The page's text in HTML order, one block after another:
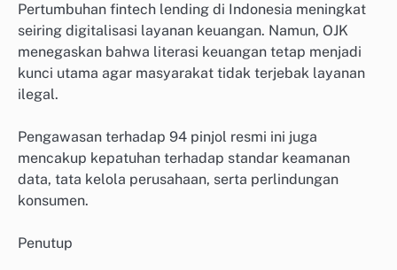
Pertumbuhan fintech lending di Indonesia meningkat
seiring digitalisasi layanan keuangan. Namun, OJK
menegaskan bahwa literasi keuangan tetap menjadi
kunci utama agar masyarakat tidak terjebak layanan
ilegal.
Pengawasan terhadap 94 pinjol resmi ini juga
mencakup kepatuhan terhadap standar keamanan
data, tata kelola perusahaan, serta perlindungan
konsumen.
Penutup